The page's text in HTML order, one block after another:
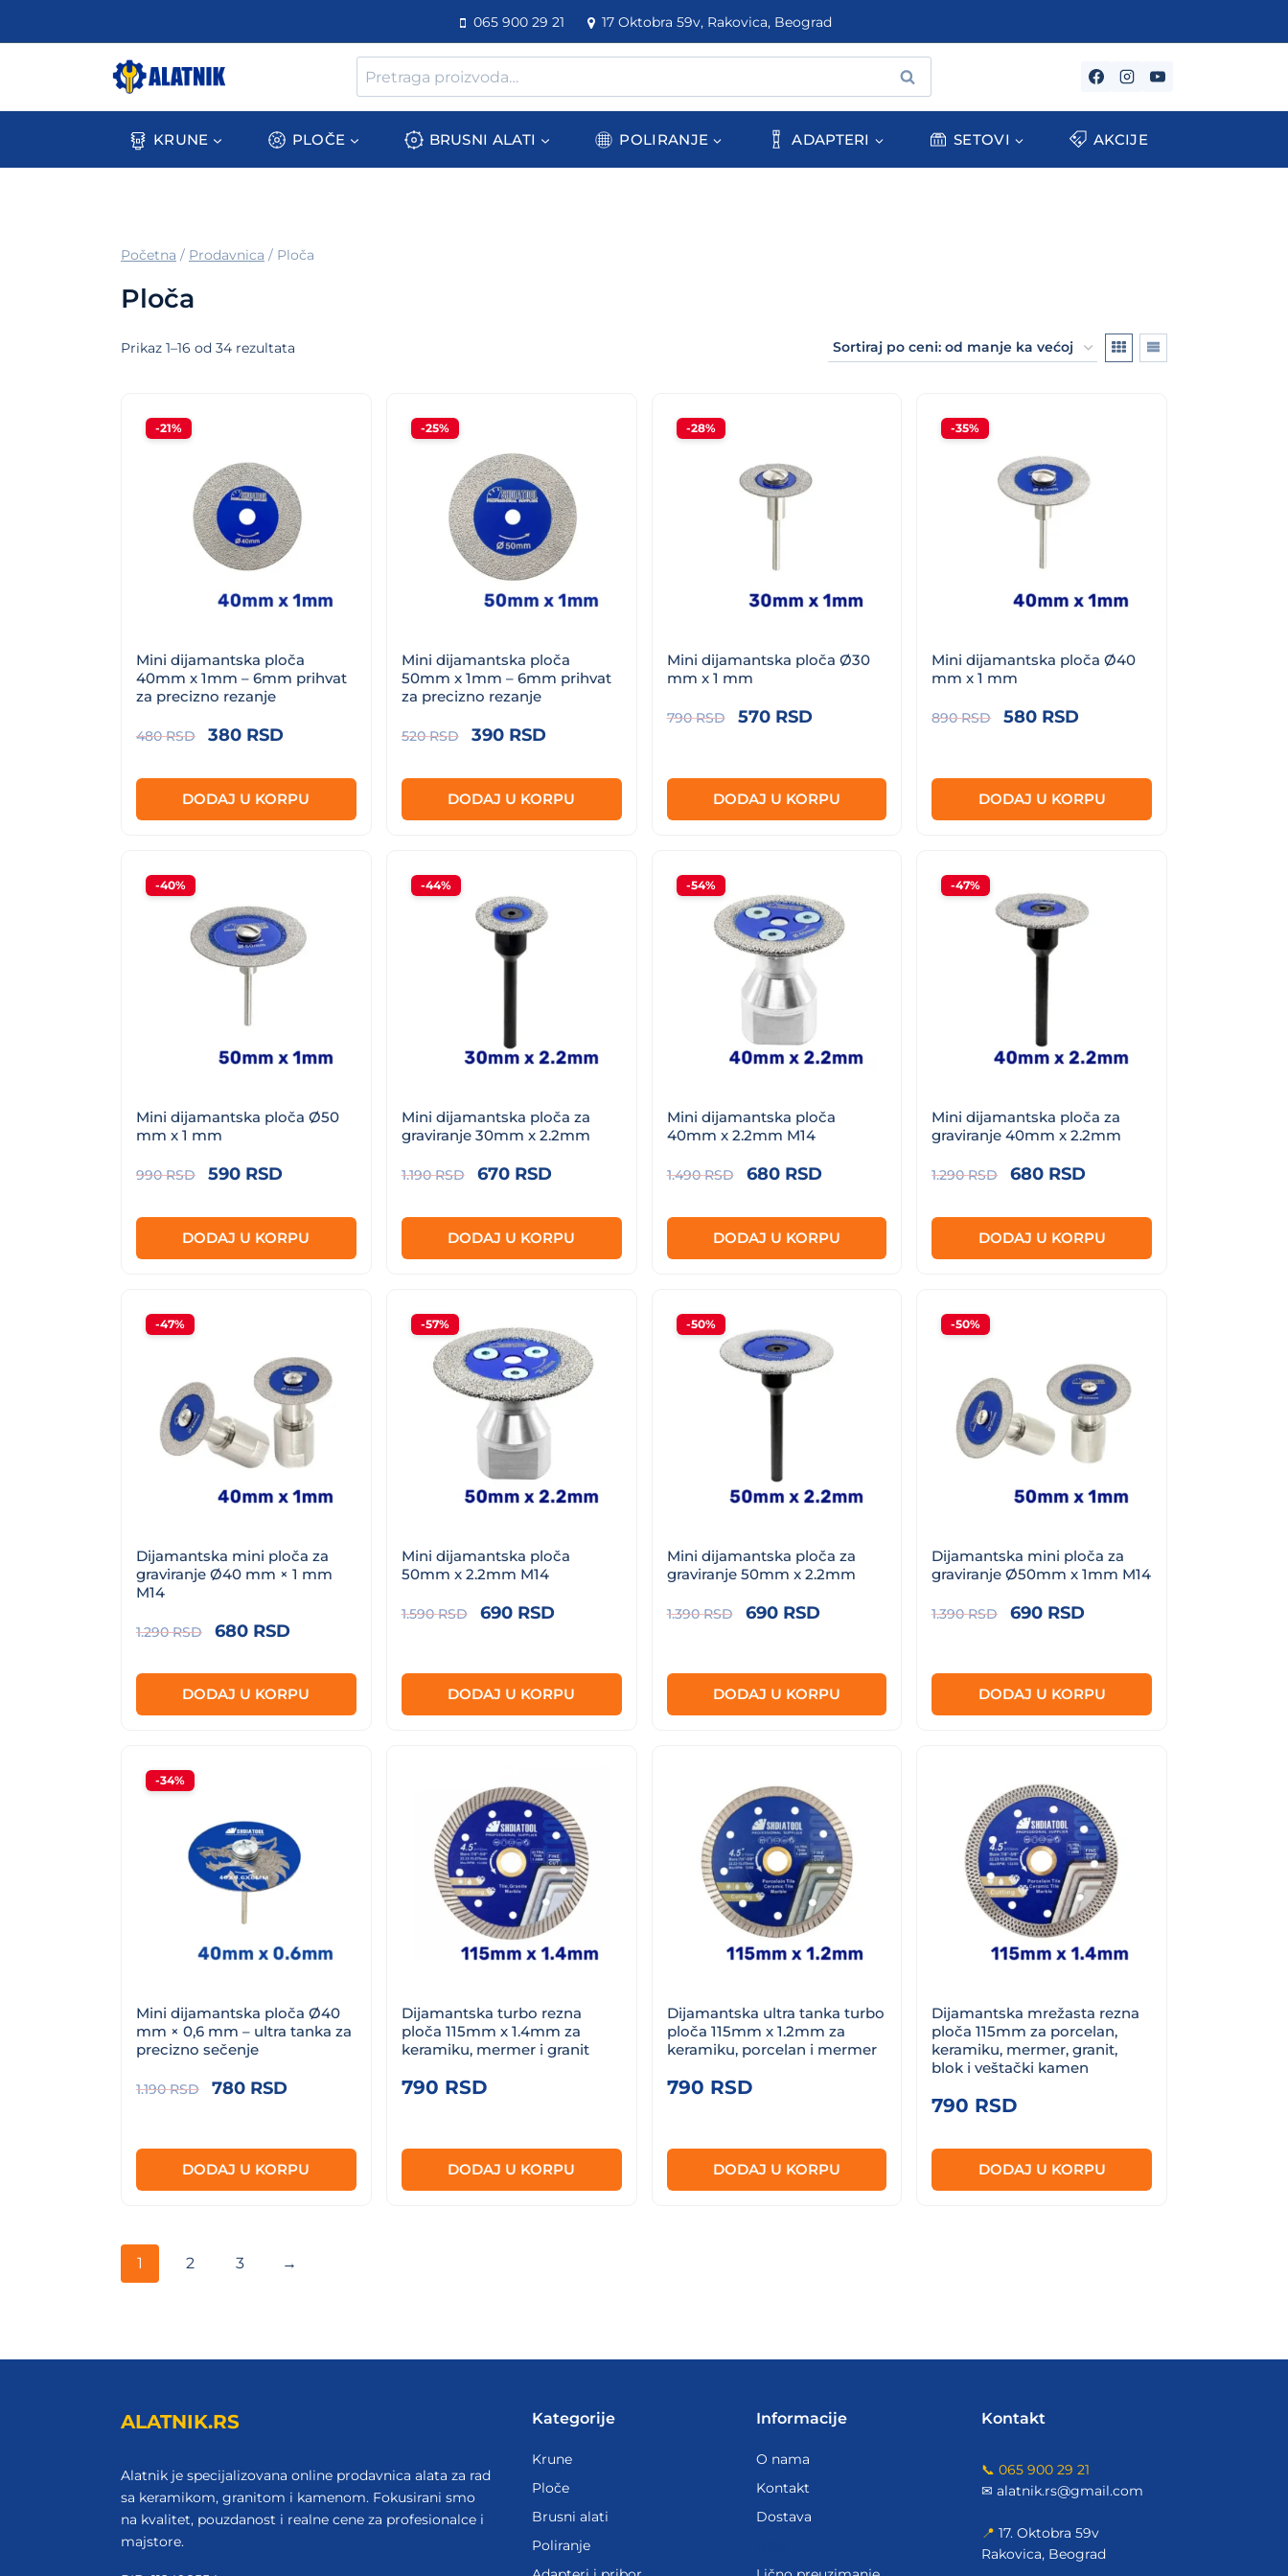
to
065 900 29 21 17 Oktobra 59v, Rakovica, Beograd
Pretraga
za:
PRETRAŽI
KRUNE PLOČE BRUSNI ALATI POLIRANJE ADAPTERI SETOVI AKCIJE
/ Prodavnica / Ploča
Ploča
Prikaz 1–16 od 34 rezultata
ka
višoj
-21%
Mini dijamantska ploča
40mm x 1mm – 6mm prihvat
za precizno rezanje
480RSD
Originalna
380 RSDTrenutna
380 RSD.
DODAJ U KORPU
-25%
Mini dijamantska ploča
50mm x 1mm – 6mm prihvat
za precizno rezanje
520RSD
Originalna
390 RSDTrenutna
390 RSD.
DODAJ U KORPU
-28%
Mini dijamantska ploča Ø30
mm x 1 mm
790RSD
Originalna
bila:
790 RSD.
570 RSDTrenutna
570 RSD.
DODAJ U KORPU
-35%
Mini dijamantska ploča Ø40
mm x 1 mm
890RSD
Originalna
bila:
890 RSD.
580 RSDTrenutna
580 RSD.
DODAJ U KORPU
-40%
Mini dijamantska ploča Ø50
mm x 1 mm
990RSD
Originalna
590 RSDTrenutna
590 RSD.
DODAJ U KORPU
-44%
Mini dijamantska ploča za
graviranje 30mm x 2.2mm
1.190RSD
Originalna
670 RSDTrenutna
670 RSD.
DODAJ U KORPU
-54%
Mini dijamantska ploča
40mm x 2.2mm M14
1.490RSD
Originalna
680 RSDTrenutna
680 RSD.
DODAJ U KORPU
-47%
Mini dijamantska ploča za
graviranje 40mm x 2.2mm
1.290RSD
Originalna
680 RSDTrenutna
680 RSD.
DODAJ U KORPU
-47%
Dijamantska mini ploča za
graviranje Ø40 mm × 1 mm
M14
1.290RSD
Originalna
je
bila:
680 RSDTrenutna
je:
680 RSD.
DODAJ U KORPU
-57%
Mini dijamantska ploča
50mm x 2.2mm M14
1.590RSD
Originalna
bila:
1.590 RSD.
690 RSDTrenutna
690 RSD.
DODAJ U KORPU
-50%
Mini dijamantska ploča za
graviranje 50mm x 2.2mm
1.390RSD
Originalna
bila:
1.390 RSD.
690 RSDTrenutna
690 RSD.
DODAJ U KORPU
-50%
Dijamantska mini ploča za
graviranje Ø50mm x 1mm M14
1.390RSD
Originalna
bila:
1.390 RSD.
690 RSDTrenutna
690 RSD.
DODAJ U KORPU
-34%
Mini dijamantska ploča Ø40
mm × 0,6 mm – ultra tanka za
precizno sečenje
1.190RSD
Originalna
bila:
1.190 RSD.
780 RSDTrenutna
780 RSD.
DODAJ U KORPU
Dijamantska turbo rezna
ploča 115mm x 1.4mm za
keramiku, mermer i granit
790 RSD
DODAJ U KORPU
Dijamantska ultra tanka turbo
ploča 115mm x 1.2mm za
keramiku, porcelan i mermer
790 RSD
DODAJ U KORPU
Dijamantska mrežasta rezna
ploča 115mm za porcelan,
keramiku, mermer, granit,
blok i veštački kamen
790 RSD
DODAJ U KORPU
1 2 3 →
ALATNIK.RS
Alatnik je specijalizovana online prodavnica alata za rad
sa keramikom, granitom i kamenom. Fokusirani smo
na kvalitet, pouzdanost i realne cene za profesionalce i
majstore.
Kategorije
Krune
Ploče
Brusni alati
Poliranje
Informacije
O nama
Kontakt
Dostava
Kontakt
📞 065 900 29 21
✉ alatnik.rs@gmail.com
📍 17. Oktobra 59v
Rakovica, Beograd